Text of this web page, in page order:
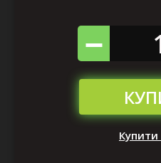
Купити